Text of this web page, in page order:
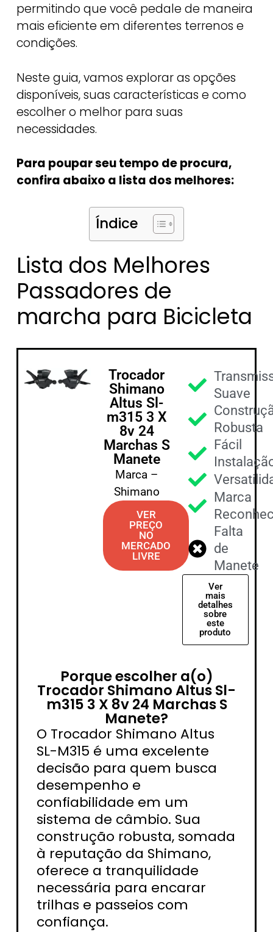
permitindo que você pedale de maneira
mais eficiente em diferentes terrenos e
condições.
Neste guia, vamos explorar as opções
disponíveis, suas características e como
escolher o melhor para suas
necessidades.
Para poupar seu tempo de procura,
confira abaixo a lista dos melhores:
Índice
Lista dos Melhores
Passadores de
marcha para Bicicleta
Trocador
Shimano
Altus Sl-
m315 3 X
8v 24
Marchas S
Manete
Marca –
Shimano
VER
PREÇO
NO
MERCADO
LIVRE
Suave
Robusta
Fácil
Marca
Falta
de
Manete
Ver
mais
detalhes
sobre
este
produto
Porque escolher a(o)
Trocador Shimano Altus Sl-
m315 3 X 8v 24 Marchas S
Manete?
O Trocador Shimano Altus
SL-M315 é uma excelente
decisão para quem busca
desempenho e
confiabilidade em um
sistema de câmbio. Sua
construção robusta, somada
à reputação da Shimano,
oferece a tranquilidade
necessária para encarar
trilhas e passeios com
confiança.